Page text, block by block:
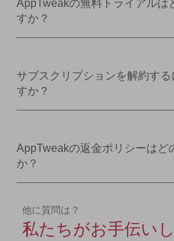
AppTweakの無料トライアルは
すか？
サブスクリプションを解約す
すか？
AppTweakの返金ポリシーはど
か？
他に質問は？
私たちがお手伝いし